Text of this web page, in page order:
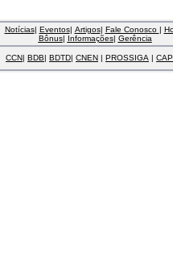
Notícias| Eventos| Artigos| Fale Conosco |
Bônus| Informações| Gerência
CCN| BDB| BDTD| CNEN | PROSSIGA |